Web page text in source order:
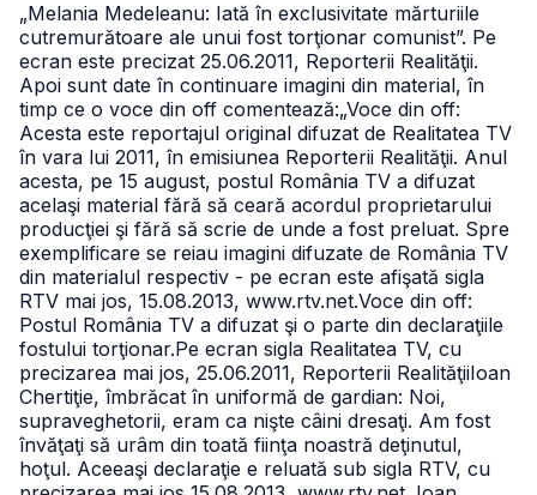
„Melania Medeleanu: Iată în exclusivitate mărturiile
cutremurătoare ale unui fost torţionar comunist”. Pe
ecran este precizat 25.06.2011, Reporterii Realităţii.
Apoi sunt date în continuare imagini din material, în
timp ce o voce din off comentează:„Voce din off:
Acesta este reportajul original difuzat de Realitatea TV
în vara lui 2011, în emisiunea Reporterii Realităţii. Anul
acesta, pe 15 august, postul România TV a difuzat
acelaşi material fără să ceară acordul proprietarului
producţiei şi fără să scrie de unde a fost preluat. Spre
exemplificare se reiau imagini difuzate de România TV
din materialul respectiv - pe ecran este afişată sigla
RTV mai jos, 15.08.2013, www.rtv.net.Voce din off:
Postul România TV a difuzat şi o parte din declaraţiile
fostului torţionar.Pe ecran sigla Realitatea TV, cu
precizarea mai jos, 25.06.2011, Reporterii RealităţiiIoan
Chertiţie, îmbrăcat în uniformă de gardian: Noi,
supraveghetorii, eram ca nişte câini dresaţi. Am fost
învăţaţi să urâm din toată fiinţa noastră deţinutul,
hoţul. Aceeaşi declaraţie e reluată sub sigla RTV, cu